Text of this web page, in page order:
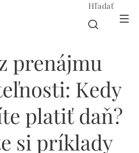
Hľadať
prenájmu
Kedy
platiť daň?
si príklady